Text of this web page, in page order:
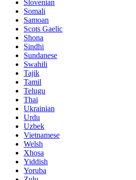
Slovenian
Somali
Samoan
Scots Gaelic
Shona
Sindhi
Sundanese
Swahili
Tajik
Tamil
Telugu
Thai
Ukrainian
Urdu
Uzbek
Vietnamese
Welsh
Xhosa
Yiddish
Yoruba